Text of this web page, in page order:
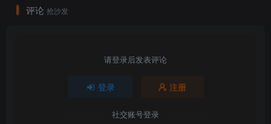
评论 抢沙发
请登录后发表评论
登录 注册
社交账号登录